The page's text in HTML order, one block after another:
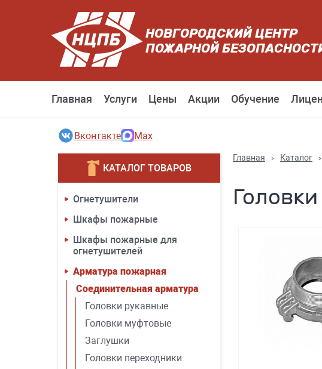
НОВГОРОДСКИЙ ЦЕНТР
ПОЖАРНОЙ
Главная Услуги Цены Акции Обучение
Вконтакте Max
КАТАЛОГ ТОВАРОВ
Огнетушители
Шкафы пожарные
Шкафы пожарные для
огнетушителей
Арматура пожарная
Соединительная арматура
Головки рукавные
Головки муфтовые
Заглушки
Головки переходники
Главная › Каталог ›